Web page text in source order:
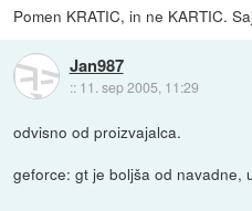
Pomen KRATIC, in ne KARTIC.
Jan987
:: 11. sep 2005, 11:29
odvisno od proizvajalca.
geforce: gt je boljša od navadne,